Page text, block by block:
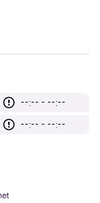
--:-- - --:--
--:-- - --:--